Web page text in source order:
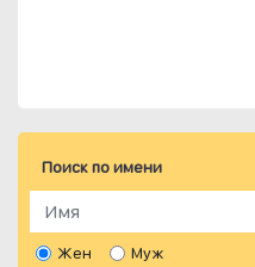
Поиск по имени
Жен Муж